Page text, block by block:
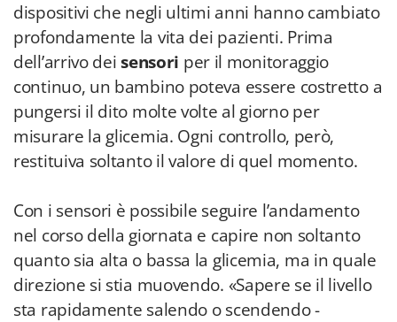
dispositivi che negli ultimi anni hanno cambiato
profondamente la vita dei pazienti. Prima
dell’arrivo deisensori per il monitoraggio
continuo, un bambino poteva essere costretto a
pungersi il dito molte volte al giorno per
misurare la glicemia. Ogni controllo, però,
restituiva soltanto il valore di quel momento.
Con i sensori è possibile seguire l’andamento
nel corso della giornata e capire non soltanto
quanto sia alta o bassa la glicemia, ma in quale
direzione si stia muovendo. «Sapere se il livello
sta rapidamente salendo o scendendo -